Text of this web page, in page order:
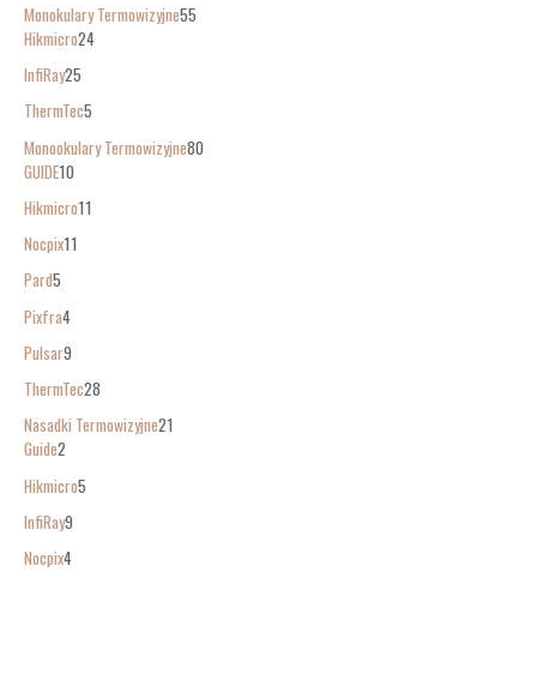
Monokulary Termowizyjne55
Hikmicro24
InfiRay25
ThermTec5
Monookulary Termowizyjne80
GUIDE10
Hikmicro11
Nocpix11
Pard5
Pixfra4
Pulsar9
ThermTec28
Nasadki Termowizyjne21
Guide2
Hikmicro5
InfiRay9
Nocpix4